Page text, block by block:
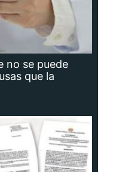
no se puede
que la